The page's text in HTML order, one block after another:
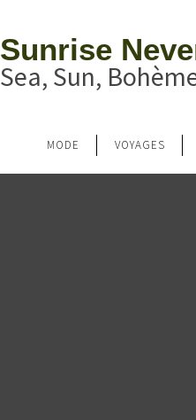
Sunrise
Sea, Sun,
MODE VOYAGES